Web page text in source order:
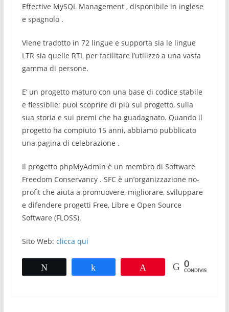
Effective MySQL Management , disponibile in inglese
e spagnolo .
Viene tradotto in 72 lingue e supporta sia le lingue
LTR sia quelle RTL per facilitare l’utilizzo a una vasta
gamma di persone.
E’ un progetto maturo con una base di codice stabile
e flessibile; puoi scoprire di più sul progetto, sulla
sua storia e sui premi che ha guadagnato. Quando il
progetto ha compiuto 15 anni, abbiamo pubblicato
una pagina di celebrazione .
Il progetto phpMyAdmin è un membro di Software
Freedom Conservancy . SFC è un’organizzazione no-
profit che aiuta a promuovere, migliorare, sviluppare
e difendere progetti Free, Libre e Open Source
Software (FLOSS).
Sito Web: clicca qui
0
CONDIVISIONI